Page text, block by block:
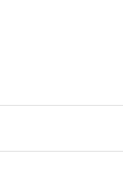
ス
キ